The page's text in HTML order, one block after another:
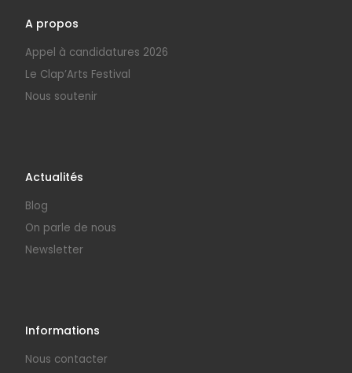
A propos
Appel à candidatures 2026
Le Clap’Arts Festival
Nous soutenir
Actualités
Blog
On parle de nous
Newsletter
Informations
Nous contacter